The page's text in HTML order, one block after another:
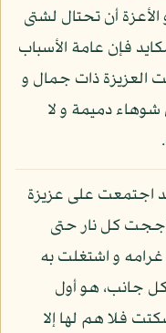
الأعزة أن تحتال لشتى
فإن عامة الأسباب
العزيزة ذات جمال و
شوهاء دميمة و لا
اجتمعت على عزيزة
كل نار حتى
و اشتغلت به
جانب، هو أول
فلا هم لها إلا